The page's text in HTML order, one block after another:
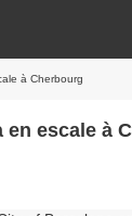
à Cherbourg
escale à